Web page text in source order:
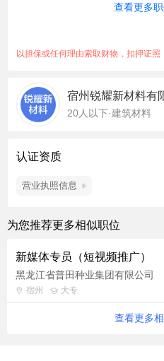
查看更多
以担保或任何理由索取财物，扣押证
宿州锐耀新材料有
20人以下·建筑材料
认证资质
营业执照信息
为您推荐更多相似职位
新媒体专员（短视频推广）
黑龙江省普田种业集团有限公司
宿州 大专
查看更多